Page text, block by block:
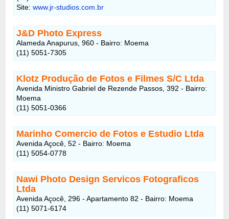
Site:www.jr-studios.com.br
J&D Photo Express
Alameda Anapurus, 960 - Bairro: Moema
(11) 5051-7305
Klotz Produção de Fotos e Filmes S/C Ltda
Avenida Ministro Gabriel de Rezende Passos, 392 - Bairro:
Moema
(11) 5051-0366
Marinho Comercio de Fotos e Estudio Ltda
Avenida Açocê, 52 - Bairro: Moema
(11) 5054-0778
Nawi Photo Design Servicos Fotograficos
Ltda
Avenida Açocê, 296 - Apartamento 82 - Bairro: Moema
(11) 5071-6174